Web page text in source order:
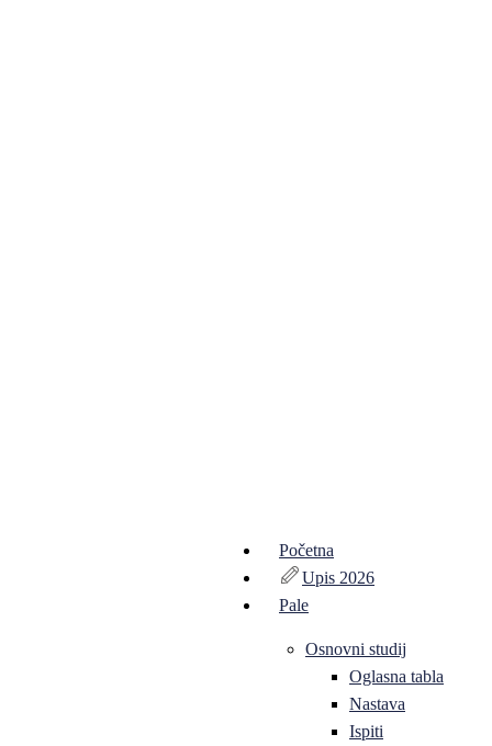
Početna
Upis 2026
Pale
Osnovni studij
Oglasna tabla
Nastava
Ispiti